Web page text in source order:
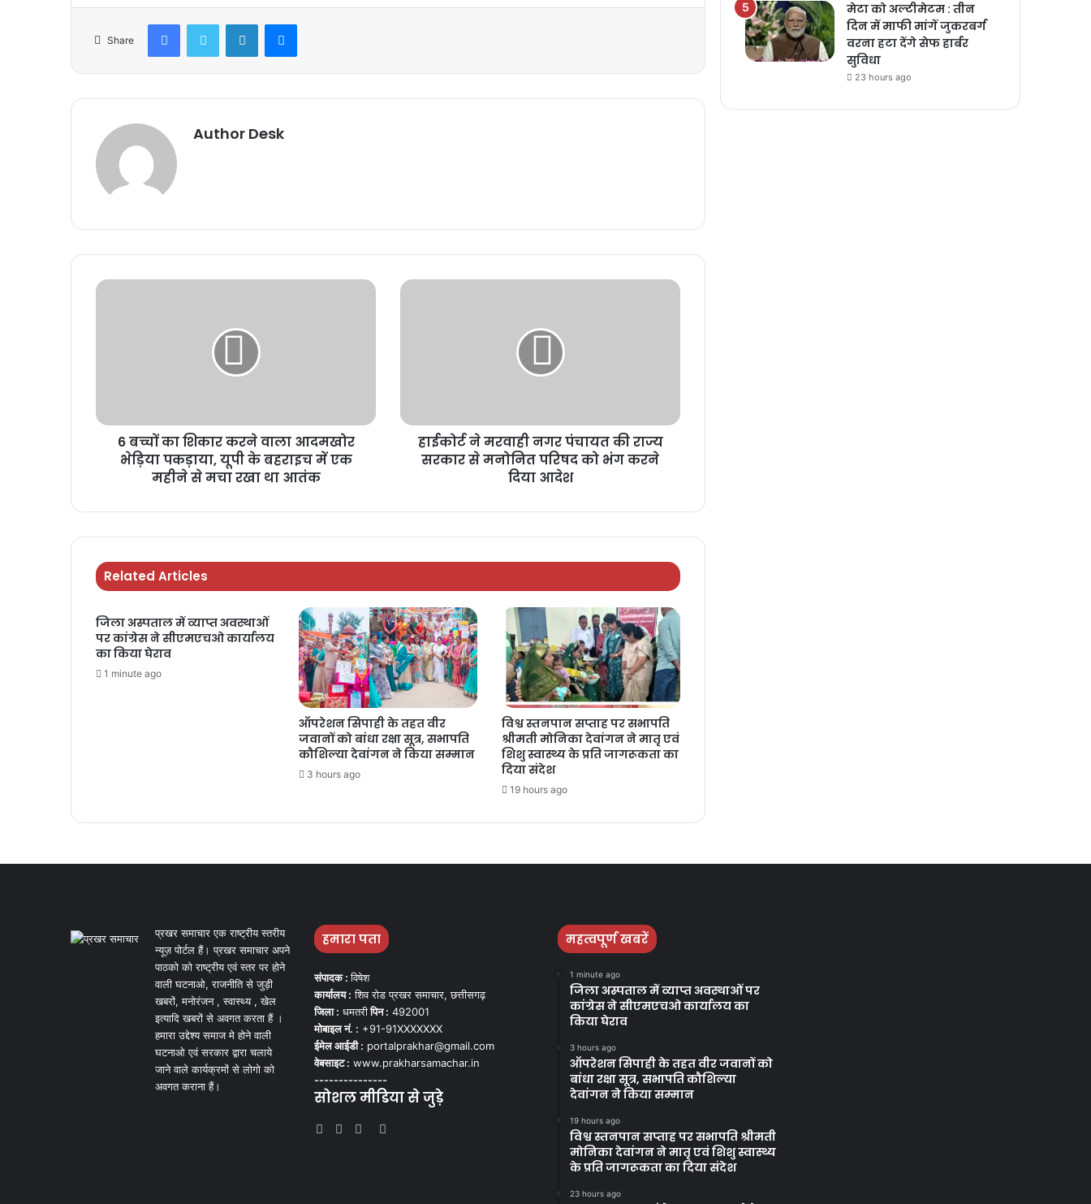
Share
Author Desk
6 बच्चों का शिकार करने वाला आदमखोर
भेड़िया पकड़ाया, यूपी के बहराइच में एक
महीने से मचा रखा था आतंक
हाईकोर्ट ने मरवाही नगर पंचायत की राज्य
सरकार से मनोनित परिषद को भंग करने
दिया आदेश
Related Articles
जिला अस्पताल में व्याप्त अवस्थाओं
पर कांग्रेस ने सीएमएचओ कार्यालय
का किया घेराव
1 minute ago
ऑपरेशन सिपाही के तहत वीर
जवानों को बांधा रक्षा सूत्र, सभापति
कौशिल्या देवांगन ने किया सम्मान
3 hours ago
विश्व स्तनपान सप्ताह पर सभापति
श्रीमती मोनिका देवांगन ने मातृ एवं
शिशु स्वास्थ्य के प्रति जागरूकता का
दिया संदेश
19 hours ago
मेटा को अल्टीमेटम : तीन
दिन में माफी मांगें जुकरबर्ग
वरना हटा देंगे सेफ हार्बर
सुविधा
23 hours ago
प्रखर समाचार एक राष्ट्रीय स्तरीय
न्यूज़ पोर्टल हैं। प्रखर समाचार अपने
पाठको को राष्ट्रीय एवं स्तर पर होने
वाली घटनाओ, राजनीति से जुड़ी
खबरों, मनोरंजन , स्वास्थ्य , खेल
इत्यादि खबरों से अवगत करता हैं ।
हमारा उद्देश्य समाज मे होने वाली
घटनाओ एवं सरकार द्वारा चलाये
जाने वाले कार्यक्रमों से लोगो को
अवगत कराना हैं।
हमारा पता
संपादक :विषेश
कार्यालय : शिव रोड प्रखर समाचार, छत्तीसगढ़
जिला : धमतरीपिन : 492001
मोबाइल नं. : +91-91XXXXXXX
ईमेल आईडी : portalprakhar@gmail.com
वेबसाइट : www.prakharsamachar.in
---------------
सोशल मीडिया से जुड़े
Facebook
TwitterYouTube
महत्वपूर्ण खबरें
1 minute ago
जिला अस्पताल में व्याप्त अवस्थाओं पर
कांग्रेस ने सीएमएचओ कार्यालय का
किया घेराव
3 hours ago
ऑपरेशन सिपाही के तहत वीर जवानों को
बांधा रक्षा सूत्र, सभापति कौशिल्या
देवांगन ने किया सम्मान
19 hours ago
विश्व स्तनपान सप्ताह पर सभापति श्रीमती
मोनिका देवांगन ने मातृ एवं शिशु स्वास्थ्य
के प्रति जागरूकता का दिया संदेश
23 hours ago